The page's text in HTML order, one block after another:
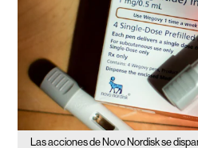
Las acciones de Novo Nordisk se